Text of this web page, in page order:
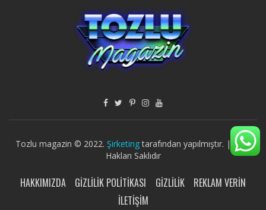
Tozlu magazin © 2022. Şirketingtarafından yapılmıştır. | Tüm
Hakları Saklıdır
HAKKIMIZDA GIZLILIK POLITIKASI GIZLILIK
REKLAM VERIN
İLETIŞIM